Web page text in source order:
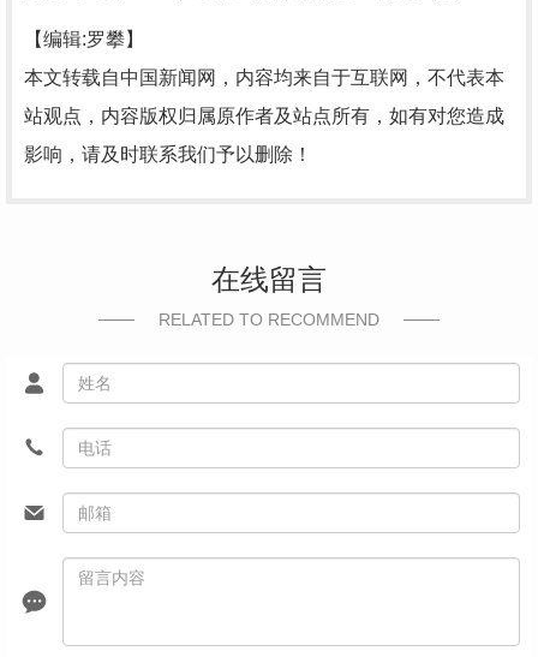
【编辑:罗攀】
本文转载自中国新闻网，内容均来自于互联网，不代表本
站观点，内容版权归属原作者及站点所有，如有对您造成
影响，请及时联系我们予以删除！
在线留言
RELATED TO RECOMMEND